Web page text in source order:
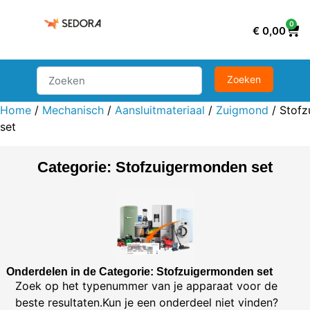
€ 0,00
0
Home / Mechanisch / Aansluitmateriaal / Zuigmond /
set
Categorie: Stofzuigermonden set
Onderdelen in de Categorie: Stofzuigermonden set
Zoek op het typenummer van je apparaat voor de
beste resultaten.Kun je een onderdeel niet vinden?